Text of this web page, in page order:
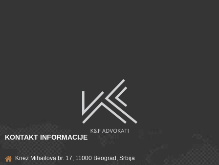
KONTAKT INFORMACIJE
Knez Mihailova br. 17, 11000 Beograd, Srbija